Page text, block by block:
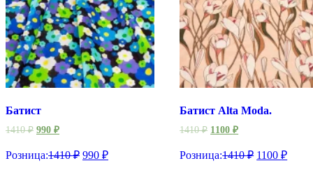
Батист
1410₽ 990 ₽
Розница:1410₽ 990 ₽
Батист Alta Moda.
1410₽ 1100₽
Розница:1410₽ 1100₽